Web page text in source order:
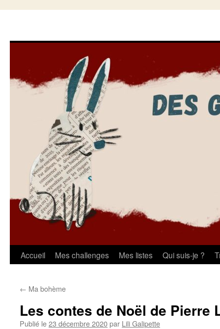
Aller
contenu
Accueil Mes challenges Mes listes Qui suis-je ?
← Ma bohème
Les contes de Noël de Pierre
Publié le23 décembre 2020par Lili Galipette